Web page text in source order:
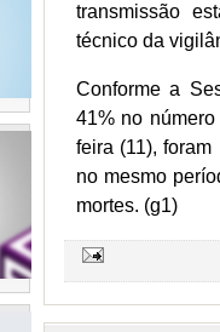
transmissão
técnico da
Conforme a
41% no
feira (11),
no mesmo
mortes. (g1)